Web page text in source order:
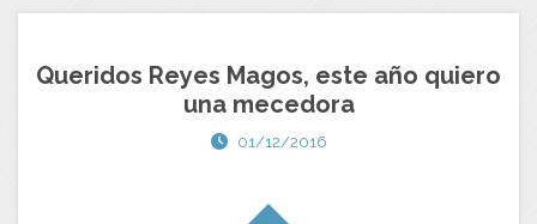
Queridos Reyes Magos, este año quiero
una mecedora
01/12/2016